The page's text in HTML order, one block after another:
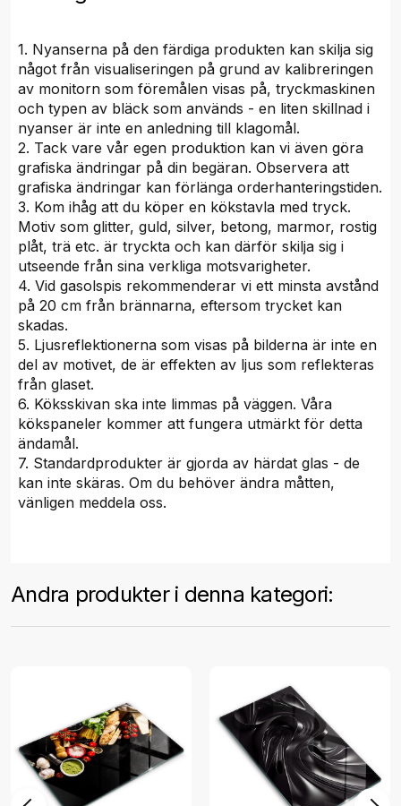
1. Nyanserna på den färdiga produkten kan skilja sig
något från visualiseringen på grund av kalibreringen
av monitorn som föremålen visas på, tryckmaskinen
och typen av bläck som används - en liten skillnad i
nyanser är inte en anledning till klagomål.
2. Tack vare vår egen produktion kan vi även göra
grafiska ändringar på din begäran. Observera att
grafiska ändringar kan förlänga orderhanteringstiden.
3. Kom ihåg att du köper en kökstavla med tryck.
Motiv som glitter, guld, silver, betong, marmor, rostig
plåt, trä etc. är tryckta och kan därför skilja sig i
utseende från sina verkliga motsvarigheter.
4. Vid gasolspis rekommenderar vi ett minsta avstånd
på 20 cm från brännarna, eftersom trycket kan
skadas.
5. Ljusreflektionerna som visas på bilderna är inte en
del av motivet, de är effekten av ljus som reflekteras
från glaset.
6. Köksskivan ska inte limmas på väggen. Våra
kökspaneler kommer att fungera utmärkt för detta
ändamål.
7. Standardprodukter är gjorda av härdat glas - de
kan inte skäras. Om du behöver ändra måtten,
vänligen meddela oss.
Andra produkter i denna kategori: